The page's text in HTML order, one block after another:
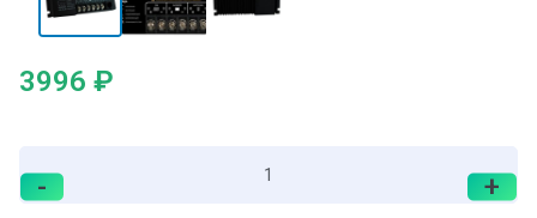
3996 ₽
- +